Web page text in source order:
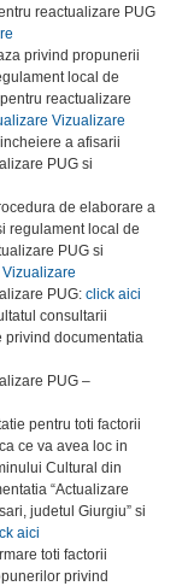
reactualizare PUG
privind propunerii
local de
reactualizare
Vizualizare
a afisarii
PUG si
de elaborare a
regulament local de
PUG si
Vizualizare
PUG: click aici
consultarii
documentatia
PUG –
pentru toti factorii
ce va avea loc in
Cultural din
“Actualizare
judetul Giurgiu” si
aici
toti factorii
privind